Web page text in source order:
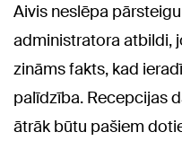
Aivis neslēpa
administratora atbildi,
zināms fakts, kad
palīdzība. Recepcijas
ātrāk būtu pašiem